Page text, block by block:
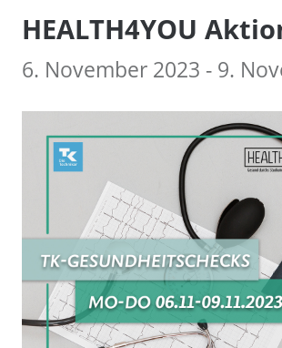
HEALTH4YOU
6. November 2023 - 9.